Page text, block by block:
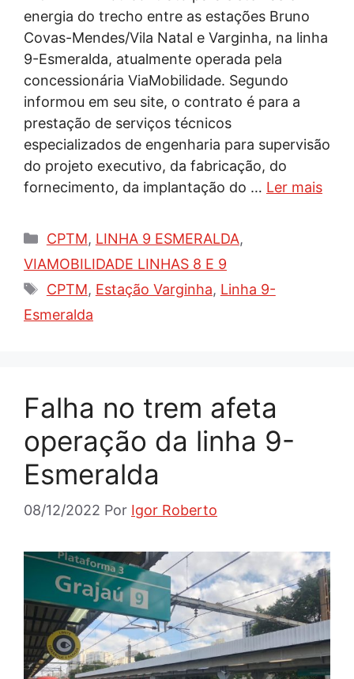
energia do trecho entre as estações Bruno
Covas-Mendes/Vila Natal e Varginha, na linha
9-Esmeralda, atualmente operada pela
concessionária ViaMobilidade. Segundo
informou em seu site, o contrato é para a
prestação de serviços técnicos
especializados de engenharia para supervisão
do projeto executivo, da fabricação, do
fornecimento, da implantação do … Ler mais
Categorias
CPTM, LINHA 9 ESMERALDA,
VIAMOBILIDADE LINHAS 8 E 9
Tags
CPTM, Estação Varginha, Linha 9-
Esmeralda
Falha no trem afeta
operação da linha 9-
Esmeralda
08/12/2022 Por Igor Roberto